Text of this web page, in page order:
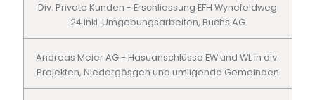
Div. Private Kunden - Erschliessung EFH Wynefeldweg
24 inkl. Umgebungsarbeiten, Buchs AG
Andreas Meier AG - Hasuanschlüsse EW und WL in div.
Projekten, Niedergösgen und umligende Gemeinden